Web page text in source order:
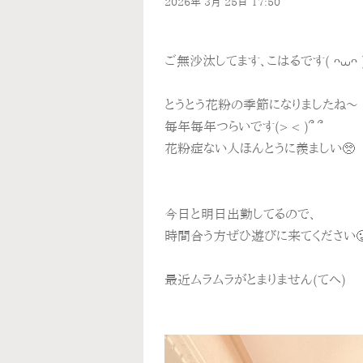
ご無沙汰してます、こはるです( ᴖ⩊ᴖ
とうとう花粉の季節になりましたね〜
毎年毎年つらいです(> < )՞ ՞
花粉症ない人ほんとうに羨ましい🥺
今日と明日出勤してるので、
時間合う方ぜひ遊びに来てください
最近ムラムラがとまりません(てへ)